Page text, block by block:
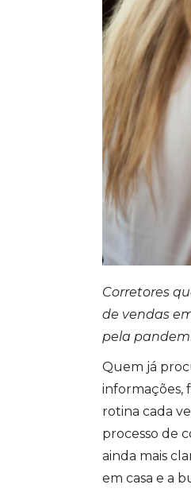
Corretores
de vendas
pela
Quem já
informações,
rotina cada
processo de
ainda mais
em casa e a